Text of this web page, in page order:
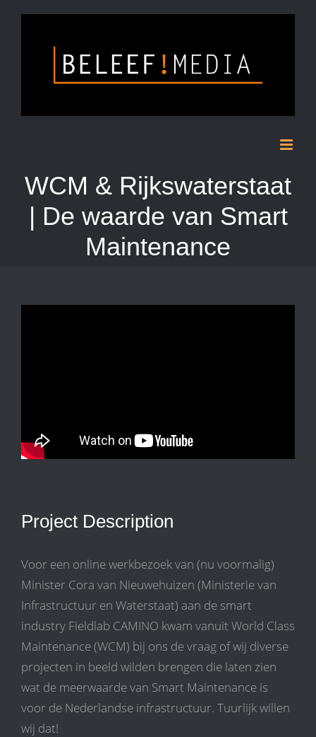
WCM & Rijkswaterstaat
| De waarde van Smart
Maintenance
Project Description
Voor een online werkbezoek van (nu voormalig)
Minister Cora van Nieuwehuizen (Ministerie van
Infrastructuur en Waterstaat) aan de smart
industry Fieldlab CAMINO kwam vanuit World Class
Maintenance (WCM) bij ons de vraag of wij diverse
projecten in beeld wilden brengen die laten zien
wat de meerwaarde van Smart Maintenance is
voor de Nederlandse infrastructuur. Tuurlijk willen
wij dat!